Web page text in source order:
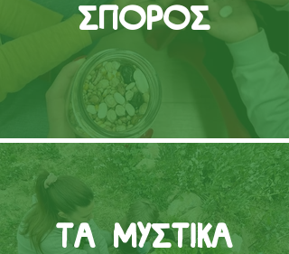
Σπόρος
Τα μυστικά